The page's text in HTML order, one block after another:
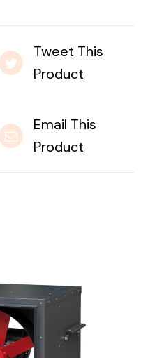
Tweet This
Product
Email This
Product